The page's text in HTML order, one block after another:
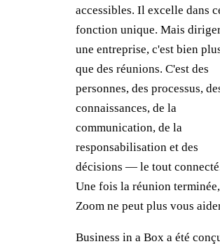
accessibles. Il excelle dans
fonction unique. Mais
une entreprise, c'est bien
que des réunions. C'est des
personnes, des processus,
connaissances, de la
communication, de la
responsabilisation et des
décisions — le tout
Une fois la réunion terminée,
Zoom ne peut plus vous
Business in a Box a été